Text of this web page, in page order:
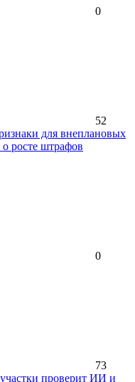
0
52
для внеплановых
росте штрафов
0
73
проверит ИИ и